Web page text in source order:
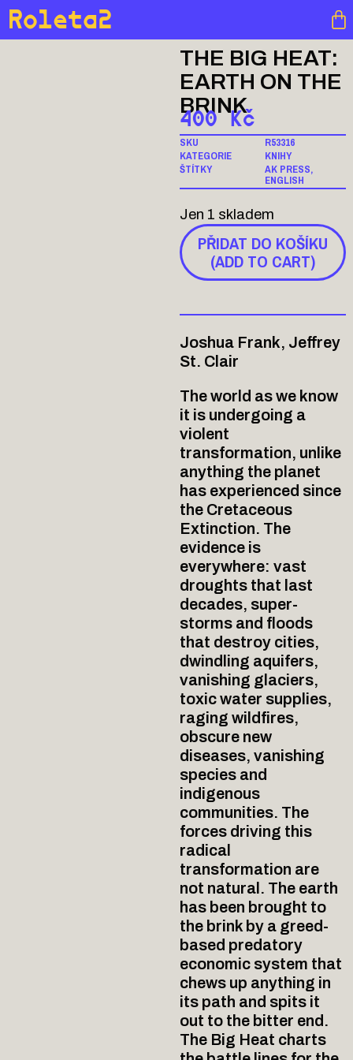
Roleta2
THE BIG HEAT:
EARTH ON THE
BRINK
400 Kč
SKU
R53316
KATEGORIE
KNIHY
ŠTÍTKY
AK PRESS,
ENGLISH
Jen 1 skladem
PŘIDAT DO KOŠÍKU
(ADD TO CART)
Joshua Frank, Jeffrey
St. Clair
The world as we know
it is undergoing a
violent
transformation, unlike
anything the planet
has experienced since
the Cretaceous
Extinction. The
evidence is
everywhere: vast
droughts that last
decades, super-
storms and floods
that destroy cities,
dwindling aquifers,
vanishing glaciers,
toxic water supplies,
raging wildfires,
obscure new
diseases, vanishing
species and
indigenous
communities. The
forces driving this
radical
transformation are
not natural. The earth
has been brought to
the brink by a greed-
based predatory
economic system that
chews up anything in
its path and spits it
out to the bitter end.
The Big Heat charts